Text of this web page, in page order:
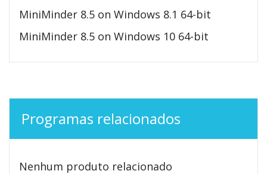
MiniMinder 8.5 on Windows 8.1 64-bit
MiniMinder 8.5 on Windows 10 64-bit
Programas relacionados
Nenhum produto relacionado